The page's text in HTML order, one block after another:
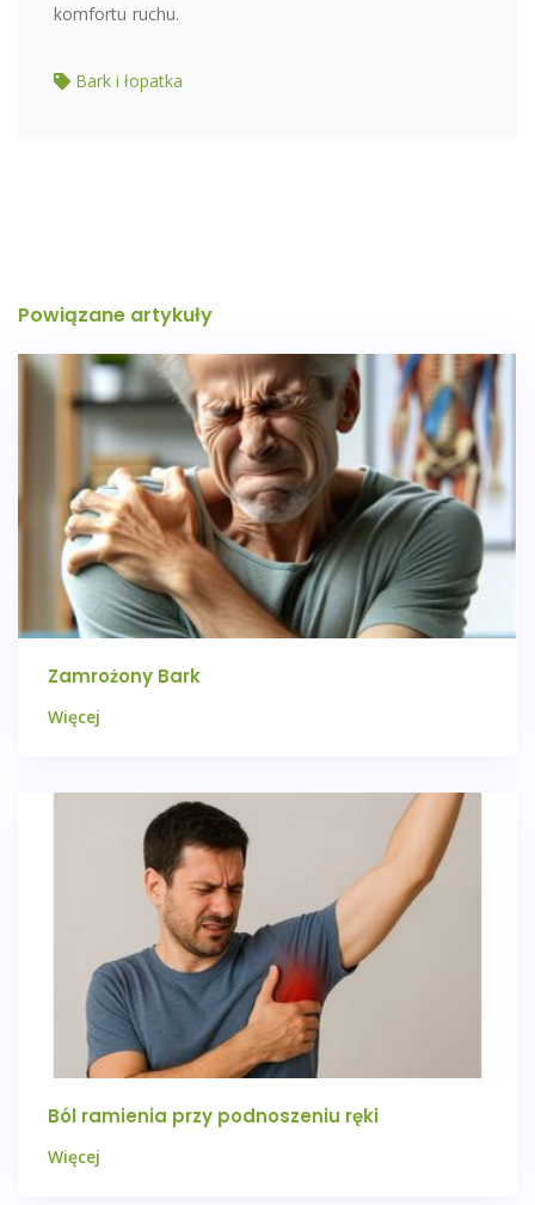
komfortu ruchu.
Bark i łopatka
Powiązane artykuły
Zamrożony Bark
Więcej
Ból ramienia przy podnoszeniu ręki
Więcej